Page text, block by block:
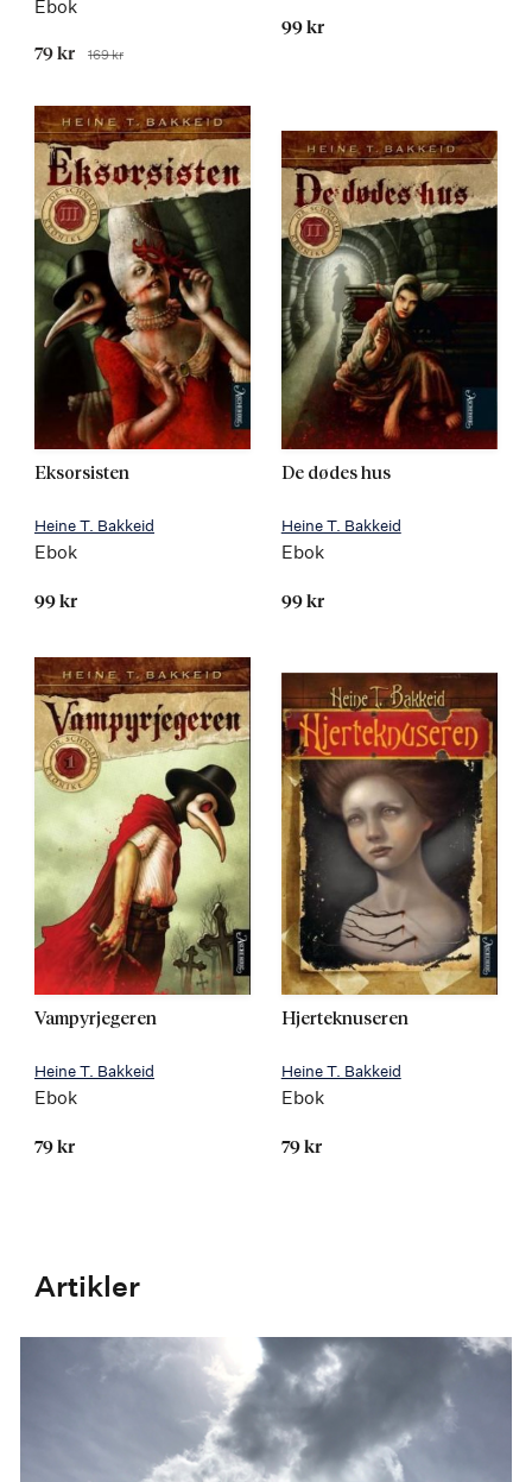
Ebok
Tilbudspris
79 kr Før
169 kr
99 kr
Eksorsisten
Heine T. Bakkeid
Ebok
99 kr
De dødes hus
Heine T. Bakkeid
Ebok
99 kr
Vampyrjegeren
Heine T. Bakkeid
Ebok
79 kr
Hjerteknuseren
Heine T. Bakkeid
Ebok
79 kr
Artikler